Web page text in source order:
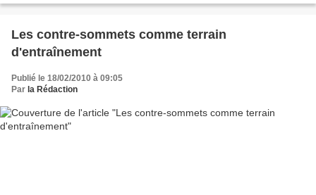
Les contre-sommets comme terrain
d'entraînement
Publié le 18/02/2010 à 09:05
Par la Rédaction